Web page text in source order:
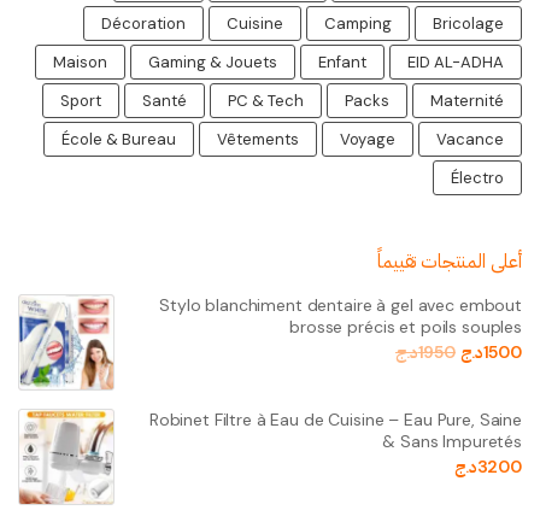
Bricolage
Camping
Cuisine
Décoration
EID AL-ADHA
Enfant
Gaming & Jouets
Maison
Maternité
Packs
PC & Tech
Santé
Sport
Vacance
Voyage
Vêtements
École & Bureau
Électro
أعلى المنتجات تقييماً
Stylo blanchiment dentaire à gel avec embout
brosse précis et poils souples
1500د.ج 1950د.ج
Robinet Filtre à Eau de Cuisine – Eau Pure, Saine
& Sans Impuretés
3200د.ج